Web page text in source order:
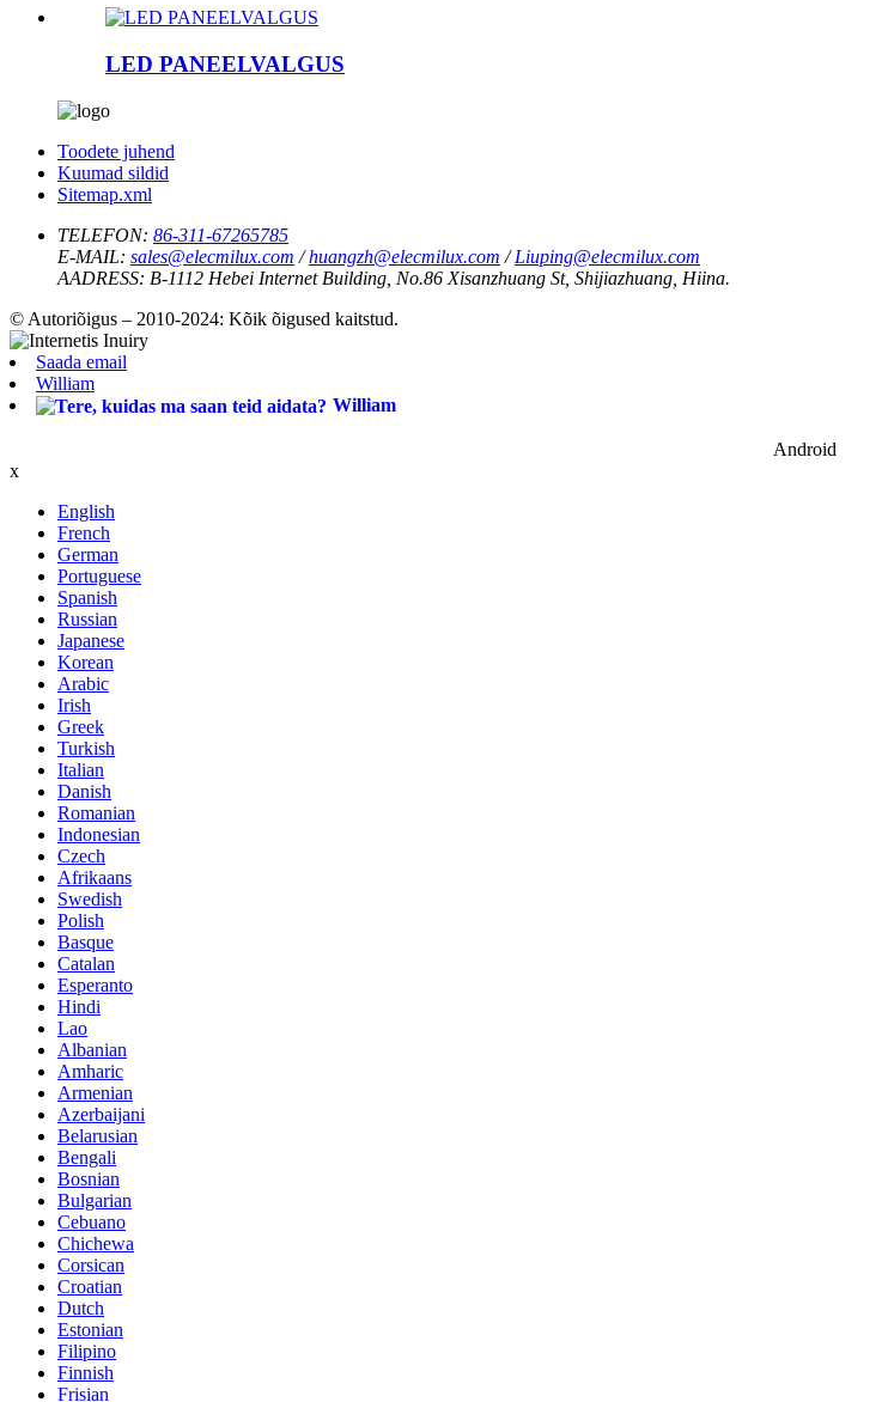
LED PANEELVALGUS
Toodete juhend
Kuumad sildid
Sitemap.xml
TELEFON: 86-311-67265785
E-MAIL: sales@elecmilux.com /huangzh@elecmilux.com /Liuping@elecmilux.com
AADRESS: B-1112 Hebei Internet Building, No.86 Xisanzhuang St, Shijiazhuang, Hiina.
© Autoriõigus – 2010-2024: Kõik õigused kaitstud.
Saada email
William
William
Android
x
English
French
German
Portuguese
Spanish
Russian
Japanese
Korean
Arabic
Irish
Greek
Turkish
Italian
Danish
Romanian
Indonesian
Czech
Afrikaans
Swedish
Polish
Basque
Catalan
Esperanto
Hindi
Lao
Albanian
Amharic
Armenian
Azerbaijani
Belarusian
Bengali
Bosnian
Bulgarian
Cebuano
Chichewa
Corsican
Croatian
Dutch
Estonian
Filipino
Finnish
Frisian